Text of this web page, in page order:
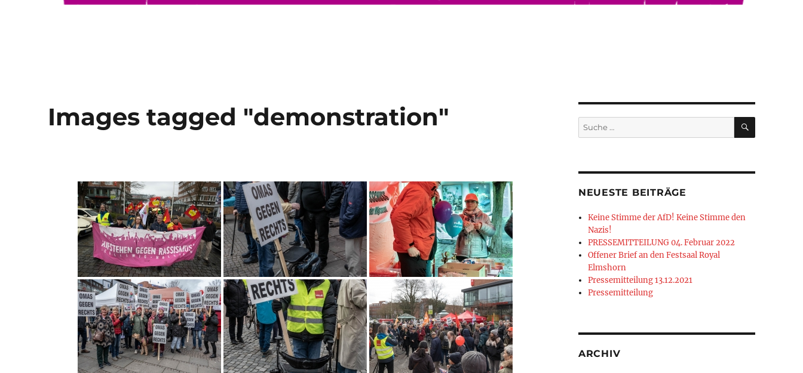
Images tagged "demonstration"
Suche
nach:
SUCHEN
NEUESTE BEITRÄGE
Keine Stimme der AfD! Keine Stimme den
Nazis!
PRESSEMITTEILUNG 04. Februar 2022
Offener Brief an den Festsaal Royal
Elmshorn
Pressemitteilung 13.12.2021
Pressemitteilung
ARCHIV